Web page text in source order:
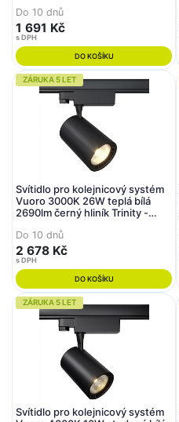
Do 10 dnů
1 691 Kč
s DPH
DO KOŠÍKU
ZÁRUKA 5 LET
Svítidlo pro kolejnicový systém
Vuoro 3000K 26W teplá bílá
2690lm černý hliník Trinity -
Do 10 dnů
2 678 Kč
s DPH
DO KOŠÍKU
ZÁRUKA 5 LET
Svítidlo pro kolejnicový systém